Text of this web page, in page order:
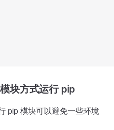
块方式运行 pip
pip 模块可以避免一些环境